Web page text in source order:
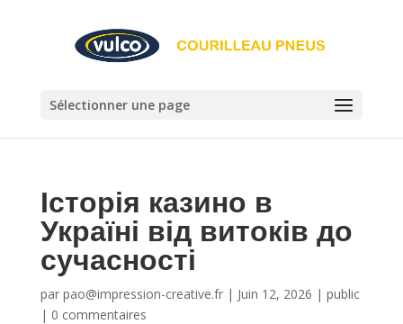
Sélectionner une page
Історія казино в
Україні від витоків до
сучасності
par pao@impression-creative.fr| Juin 12, 2026 | public
| 0 commentaires